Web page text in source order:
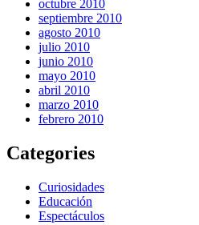
octubre 2010
septiembre 2010
agosto 2010
julio 2010
junio 2010
mayo 2010
abril 2010
marzo 2010
febrero 2010
Categories
Curiosidades
Educación
Espectáculos